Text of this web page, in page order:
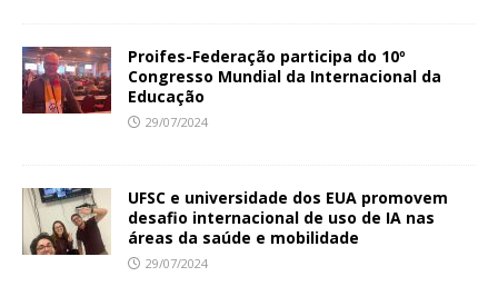
Proifes-Federação participa do 10º
Congresso Mundial da Internacional da
Educação
29/07/2024
UFSC e universidade dos EUA promovem
desafio internacional de uso de IA nas
áreas da saúde e mobilidade
29/07/2024